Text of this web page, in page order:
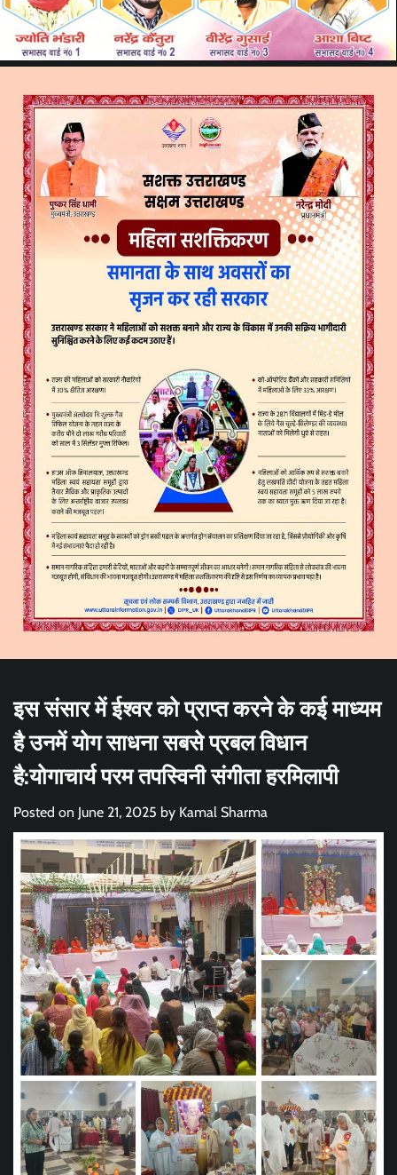
इस संसार में ईश्वर को प्राप्त करने के कई माध्यम
है उनमें योग साधना सबसे प्रबल विधान
है:योगाचार्य परम तपस्विनी संगीता हरमिलापी
Posted on June 21, 2025 by Kamal Sharma